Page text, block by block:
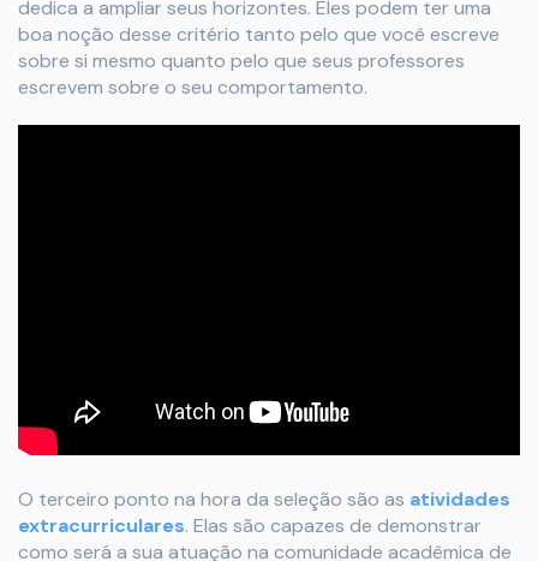
dedica a ampliar seus horizontes. Eles podem ter uma
boa noção desse critério tanto pelo que você escreve
sobre si mesmo quanto pelo que seus professores
escrevem sobre o seu comportamento.
O terceiro ponto na hora da seleção são as atividades
extracurriculares. Elas são capazes de demonstrar
como será a sua atuação na comunidade acadêmica de